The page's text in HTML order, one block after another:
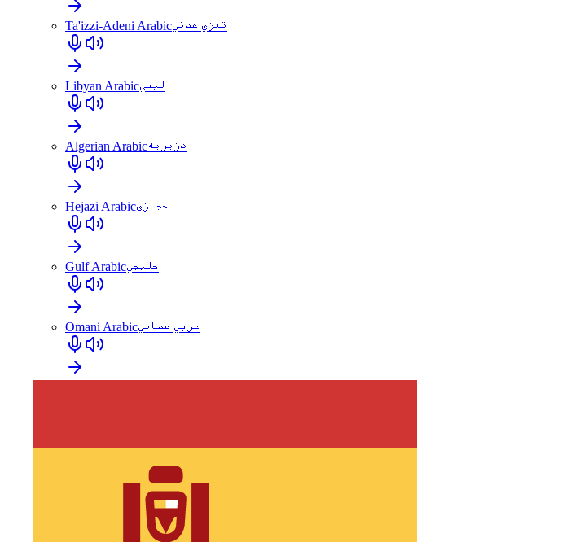
Ta'izzi-Adeni Arabicتعزي عدني
Libyan Arabicليبي
Algerian Arabicدزيرية
Hejazi Arabicحجازي
Gulf Arabicخليجي
Omani Arabicعربي عماني